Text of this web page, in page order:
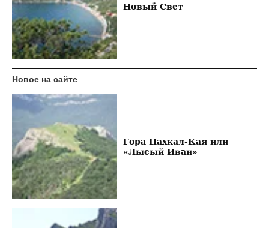
Новый Свет
Новое на сайте
Гора Пахкал-Кая или
«Лысый Иван»